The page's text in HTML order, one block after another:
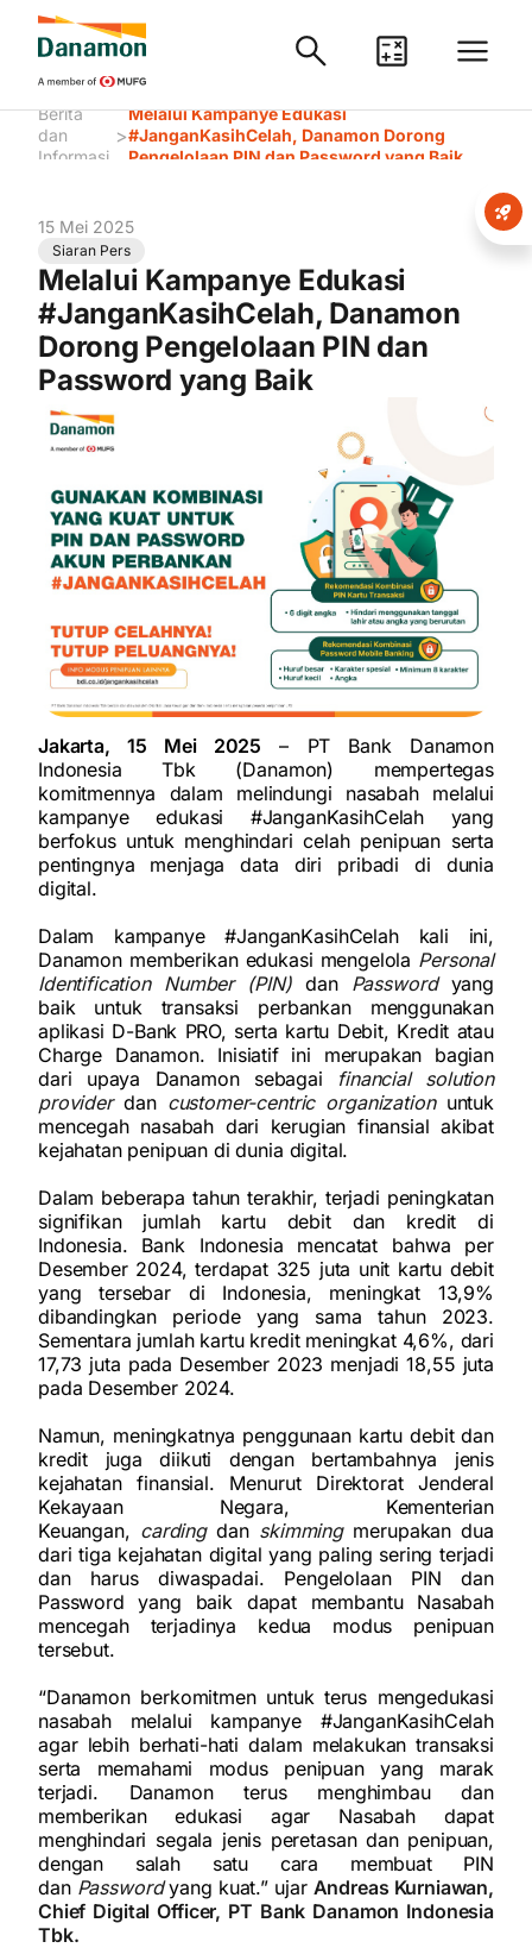
Berita
dan
Informasi
>
Melalui Kampanye Edukasi
#JanganKasihCelah, Danamon Dorong
Pengelolaan PIN dan Password yang Baik
15 Mei 2025
Siaran Pers
Melalui Kampanye Edukasi
#JanganKasihCelah, Danamon
Dorong Pengelolaan PIN dan
Password yang Baik
Jakarta, 15 Mei 2025 – PT Bank Danamon
Indonesia Tbk (Danamon) mempertegas
komitmennya dalam melindungi nasabah melalui
kampanye edukasi #JanganKasihCelah yang
berfokus untuk menghindari celah penipuan serta
pentingnya menjaga data diri pribadi di dunia
digital.
Dalam kampanye #JanganKasihCelah kali ini,
Danamon memberikan edukasi mengelola Personal
Identification Number (PIN)dan Password yang
baik untuk transaksi perbankan menggunakan
aplikasi D-Bank PRO, serta kartu Debit, Kredit atau
Charge Danamon. Inisiatif ini merupakan bagian
dari upaya Danamon sebagai financial solution
providerdan customer-centric organizationuntuk
mencegah nasabah dari kerugian finansial akibat
kejahatan penipuan di dunia digital.
Dalam beberapa tahun terakhir, terjadi peningkatan
signifikan jumlah kartu debit dan kredit di
Indonesia. Bank Indonesia mencatat bahwa per
Desember 2024, terdapat 325 juta unit kartu debit
yang tersebar di Indonesia, meningkat 13,9%
dibandingkan periode yang sama tahun 2023.
Sementara jumlah kartu kredit meningkat 4,6%, dari
17,73 juta pada Desember 2023 menjadi 18,55 juta
pada Desember 2024.
Namun, meningkatnya penggunaan kartu debit dan
kredit juga diikuti dengan bertambahnya jenis
kejahatan finansial. Menurut Direktorat Jenderal
Kekayaan Negara, Kementerian
Keuangan, cardingdan skimming merupakan dua
dari tiga kejahatan digital yang paling sering terjadi
dan harus diwaspadai. Pengelolaan PIN dan
Password yang baik dapat membantu Nasabah
mencegah terjadinya kedua modus penipuan
tersebut.
“Danamon berkomitmen untuk terus mengedukasi
nasabah melalui kampanye #JanganKasihCelah
agar lebih berhati-hati dalam melakukan transaksi
serta memahami modus penipuan yang marak
terjadi. Danamon terus menghimbau dan
memberikan edukasi agar Nasabah dapat
menghindari segala jenis peretasan dan penipuan,
dengan salah satu cara membuat PIN
dan Passwordyang kuat.” ujar Andreas Kurniawan,
Chief Digital Officer, PT Bank Danamon Indonesia
Tbk.